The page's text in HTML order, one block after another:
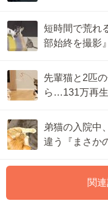
短時間で荒れ
部始終を撮影
先輩猫と2匹
ら…131万再
弟猫の入院中
違う『まさか
関